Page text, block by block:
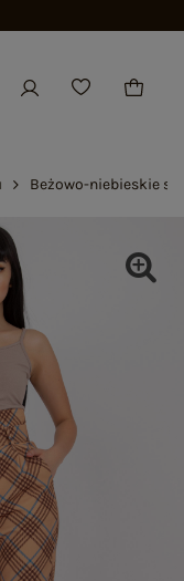
Beżowo-niebieskie